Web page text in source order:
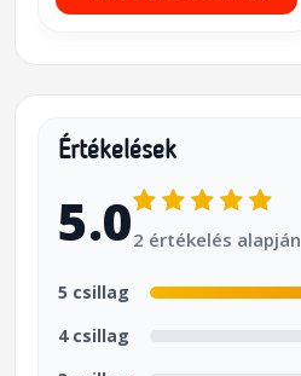
Értékelések
5.02 értékelés alapján
5 csillag
4 csillag